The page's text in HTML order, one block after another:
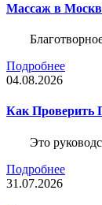
Массаж в
Подробнее
04.08.2026
Как Проверить
Это
Подробнее
31.07.2026